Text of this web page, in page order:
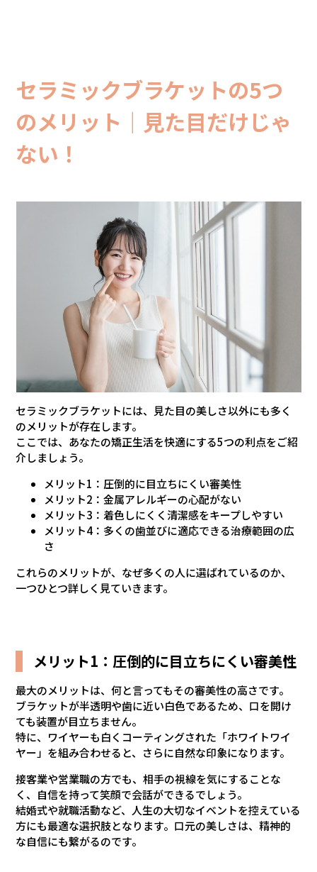
セラミックブラケットの5つ
のメリット｜見た目だけじゃ
ない！
セラミックブラケットには、見た目の美しさ以外にも多く
のメリットが存在します。
ここでは、あなたの矯正生活を快適にする5つの利点をご紹
介しましょう。
メリット1：圧倒的に目立ちにくい審美性
メリット2：金属アレルギーの心配がない
メリット3：着色しにくく清潔感をキープしやすい
メリット4：多くの歯並びに適応できる治療範囲の広
さ
これらのメリットが、なぜ多くの人に選ばれているのか、
一つひとつ詳しく見ていきます。
メリット1：圧倒的に目立ちにくい審美性
最大のメリットは、何と言ってもその審美性の高さです。
ブラケットが半透明や歯に近い白色であるため、口を開け
ても装置が目立ちません。
特に、ワイヤーも白くコーティングされた「ホワイトワイ
ヤー」を組み合わせると、さらに自然な印象になります。
接客業や営業職の方でも、相手の視線を気にすることな
く、自信を持って笑顔で会話ができるでしょう。
結婚式や就職活動など、人生の大切なイベントを控えている
方にも最適な選択肢となります。口元の美しさは、精神的
な自信にも繋がるのです。